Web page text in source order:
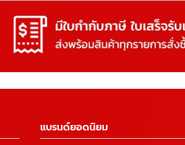
แบรนด์ยอดนิยม